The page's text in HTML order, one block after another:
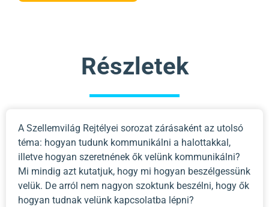
Részletek
A Szellemvilág Rejtélyei sorozat zárásaként az utolsó
téma: hogyan tudunk kommunikálni a halottakkal,
illetve hogyan szeretnének ők velünk kommunikálni?
Mi mindig azt kutatjuk, hogy mi hogyan beszélgessünk
velük. De arról nem nagyon szoktunk beszélni, hogy ők
hogyan tudnak velünk kapcsolatba lépni?